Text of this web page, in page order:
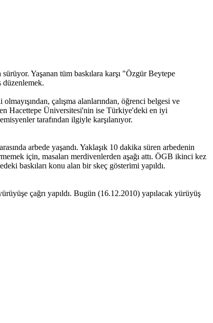
Yaşanan tüm baskılara karşı "Özgür Beytepe
düzenlemek.
çalışma alanlarından, öğrenci belgesi ve
Hacettepe Üniversitesi'nin ise Türkiye'deki en iyi
tarafından ilgiyle karşılanıyor.
arbede yaşandı. Yaklaşık 10 dakika süren arbedenin
için, masaları merdivenlerden aşağı attı. ÖGB ikinci kez
baskıları konu alan bir skeç gösterimi yapıldı.
çağrı yapıldı. Bugün (16.12.2010) yapılacak yürüyüş